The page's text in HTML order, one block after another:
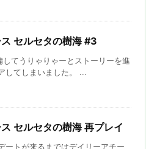
セルセタの樹海 #3
してうりゃりゃーとストーリーを進
してしまいました。 ...
セルセタの樹海 再プレイ
ートが来るまではデイリーアチー